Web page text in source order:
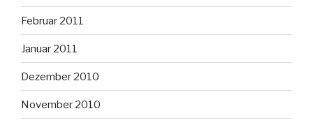
Februar 2011
Januar 2011
Dezember 2010
November 2010